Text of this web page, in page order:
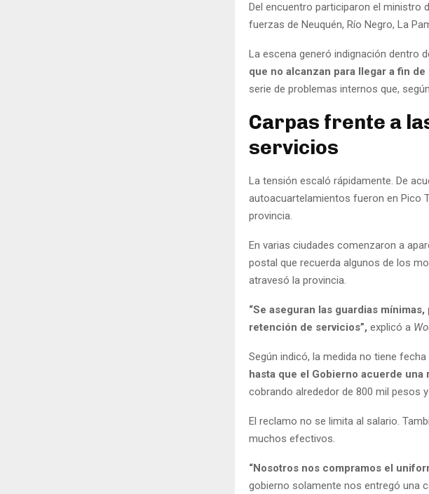
Del encuentro participaron el ministro
fuerzas de Neuquén, Río Negro, La
La escena generó indignación dentro
que no alcanzan para llegar a fin de
serie de problemas internos que,
Carpas frente a
servicios
La tensión escaló rápidamente. De
autoacuartelamientos fueron en Pico
provincia.
En varias ciudades comenzaron a
postal que recuerda algunos de los
atravesó la provincia.
“Se aseguran las guardias
retención de servicios”, explicó a
Según indicó, la medida no tiene
hasta que el Gobierno acuerde
cobrando alrededor de 800 mil pesos
El reclamo no se limita al salario.
muchos efectivos.
“Nosotros nos compramos el
gobierno solamente nos entregó una